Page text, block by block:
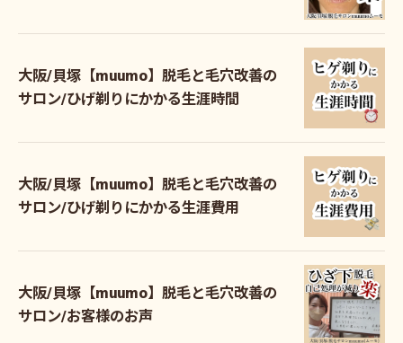
大阪/貝塚【muumo】脱毛と毛穴改善の
サロン/ひげ剃りにかかる生涯時間
大阪/貝塚【muumo】脱毛と毛穴改善の
サロン/ひげ剃りにかかる生涯費用
大阪/貝塚【muumo】脱毛と毛穴改善の
サロン/お客様のお声